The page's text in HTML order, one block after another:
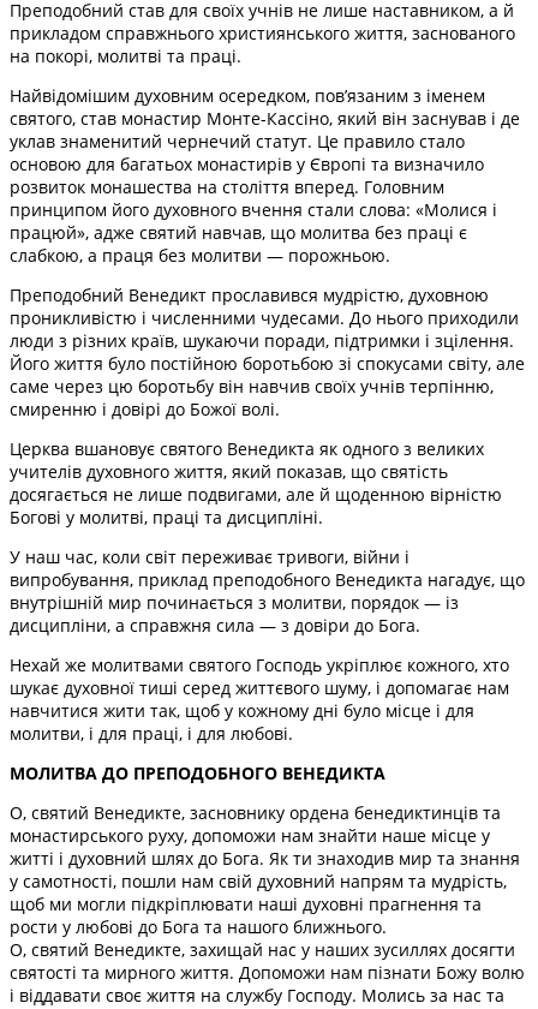
Преподобний став для своїх учнів не лише наставником, а й
прикладом справжнього християнського життя, заснованого
на покорі, молитві та праці.
Найвідомішим духовним осередком, пов’язаним з іменем
святого, став монастир Монте-Кассіно, який він заснував і де
уклав знаменитий чернечий статут. Це правило стало
основою для багатьох монастирів у Європі та визначило
розвиток монашества на століття вперед. Головним
принципом його духовного вчення стали слова: «Молися і
працюй», адже святий навчав, що молитва без праці є
слабкою, а праця без молитви — порожньою.
Преподобний Венедикт прославився мудрістю, духовною
проникливістю і численними чудесами. До нього приходили
люди з різних країв, шукаючи поради, підтримки і зцілення.
Його життя було постійною боротьбою зі спокусами світу, але
саме через цю боротьбу він навчив своїх учнів терпінню,
смиренню і довірі до Божої волі.
Церква вшановує святого Венедикта як одного з великих
учителів духовного життя, який показав, що святість
досягається не лише подвигами, але й щоденною вірністю
Богові у молитві, праці та дисципліні.
У наш час, коли світ переживає тривоги, війни і
випробування, приклад преподобного Венедикта нагадує, що
внутрішній мир починається з молитви, порядок — із
дисципліни, а справжня сила — з довіри до Бога.
Нехай же молитвами святого Господь укріплює кожного, хто
шукає духовної тиші серед життєвого шуму, і допомагає нам
навчитися жити так, щоб у кожному дні було місце і для
молитви, і для праці, і для любові.
МОЛИТВА ДО ПРЕПОДОБНОГО ВЕНЕДИКТА
О, святий Венедикте, засновнику ордена бенедиктинців та
монастирського руху, допоможи нам знайти наше місце у
житті і духовний шлях до Бога. Як ти знаходив мир та знання
у самотності, пошли нам свій духовний напрям та мудрість,
щоб ми могли підкріплювати наші духовні прагнення та
рости у любові до Бога та нашого ближнього.
О, святий Венедикте, захищай нас у наших зусиллях досягти
святості та мирного життя. Допоможи нам пізнати Божу волю
і віддавати своє життя на службу Господу. Молись за нас та